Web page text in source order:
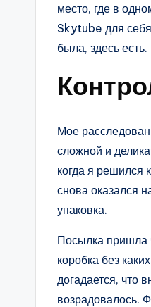
место, где в
Skytube для
была, здесь есть.
Мое
сложной и
когда я решился
снова оказался
упаковка.
Посылка пришла
коробка без
догадается, что
возрадовалось.